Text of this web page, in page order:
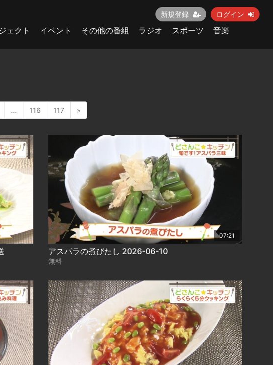
新規登録 ログイン
ェクト イベント その他の番組 ラジオ スポーツ
音楽
... 116 117 »
07:21
アスパラの煮びたし 2026-06-10
無料